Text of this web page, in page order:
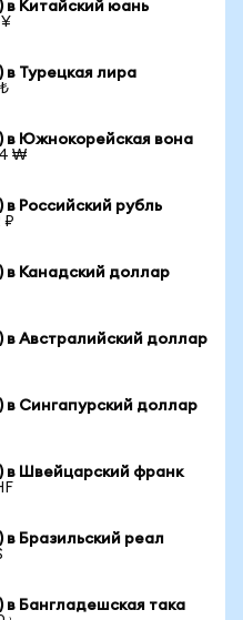
в Китайский юань
Турецкая лира
в Южнокорейская вона
₩
Российский рубль
₽
в Канадский доллар
в Австралийский доллар
в Сингапурский доллар
в Швейцарский франк
Бразильский реал
Бангладешская така